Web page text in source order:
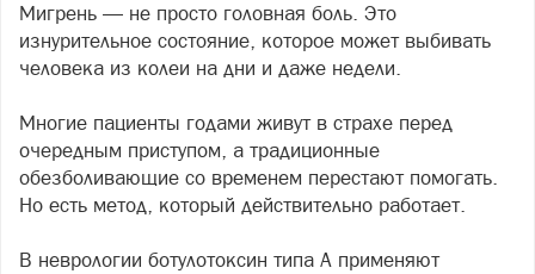
Мигрень — не просто головная боль. Это
изнурительное состояние, которое может выбивать
человека из колеи на дни и даже недели.
Многие пациенты годами живут в страхе перед
очередным приступом, а традиционные
обезболивающие со временем перестают помогать.
Но есть метод, который действительно работает.
В неврологии ботулотоксин типа А применяют